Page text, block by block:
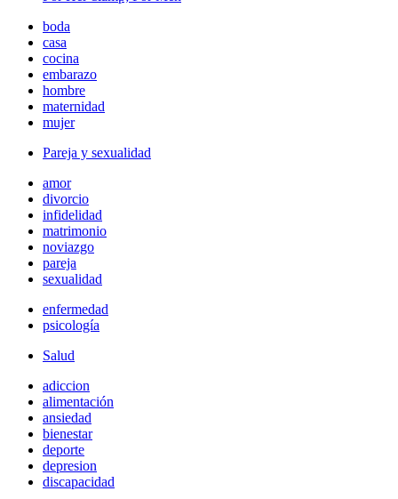
boda
casa
cocina
embarazo
hombre
maternidad
mujer
Pareja y sexualidad
amor
divorcio
infidelidad
matrimonio
noviazgo
pareja
sexualidad
enfermedad
psicología
Salud
adiccion
alimentación
ansiedad
bienestar
deporte
depresion
discapacidad